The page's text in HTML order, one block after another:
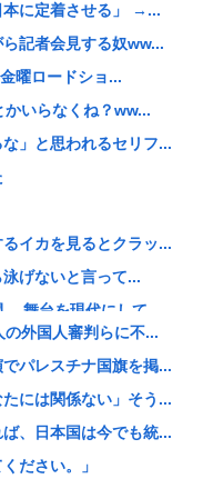
本に定着させる」 →...
ら記者会見する奴ww...
曜ロードショ...
かいらなくね？ww...
」と思われるセリフ...
イカを見るとクラッ...
げないと言って...
舞台を現代にして...
らねぇだろ
服で街歩くって聞か...
アニメ
女の子ｗｗｗ
民プールいったら周...
外国人審判らに不...
パレスチナ国旗を掲...
には関係ない」そう...
、日本国は今でも統...
ださい。」